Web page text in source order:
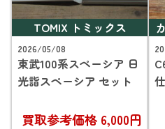
TOMIX トミックス
2026/05/08
東武100系スペーシア 日
光詣スペーシア セット
買取参考価格 6,000円